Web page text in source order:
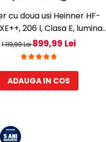
cu doua usi Heinner HF-
206 l, Clasa E, lumina
rafturi de sticla, H 143 cm,
Inox
1.119,99 Lei899,99 Lei
ADAUGA IN COS